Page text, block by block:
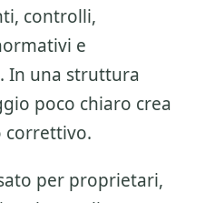
controlli,
e
In una struttura
poco chiaro crea
correttivo.
per proprietari,